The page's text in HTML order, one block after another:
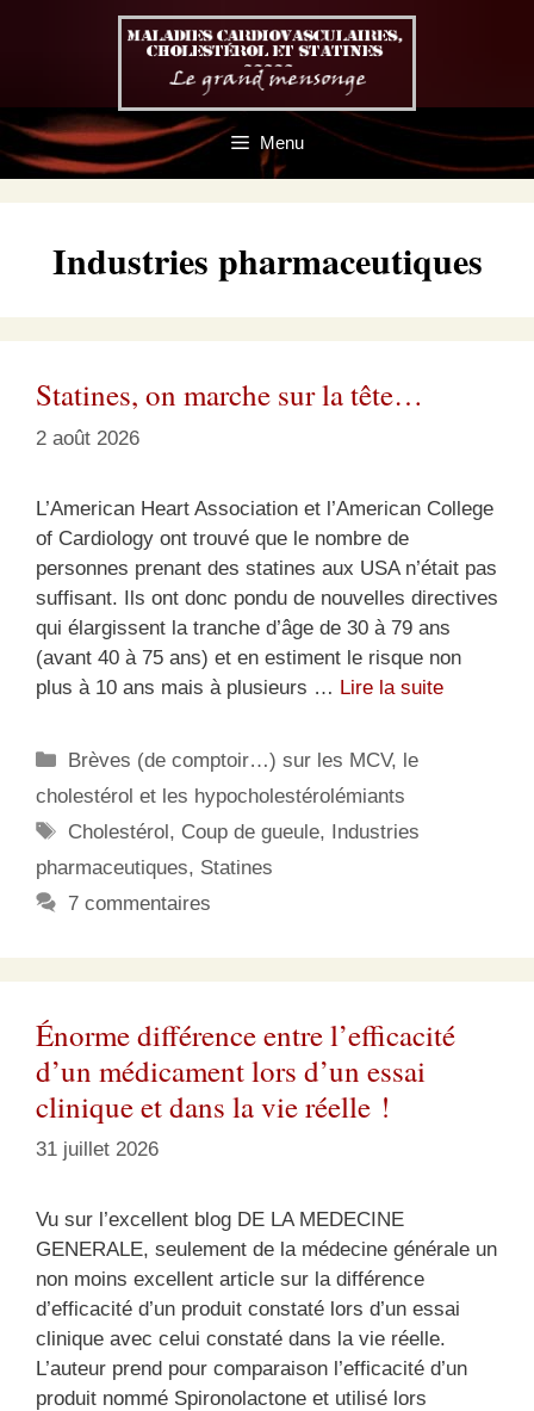
Menu
Industries pharmaceutiques
Statines, on marche sur la tête…
2 août 2026
L’American Heart Association et l’American College
of Cardiology ont trouvé que le nombre de
personnes prenant des statines aux USA n’était pas
suffisant. Ils ont donc pondu de nouvelles directives
qui élargissent la tranche d’âge de 30 à 79 ans
(avant 40 à 75 ans) et en estiment le risque non
plus à 10 ans mais à plusieurs … Lire la suite
Catégories
Brèves (de comptoir…) sur les MCV, le
cholestérol et les hypocholestérolémiants
Étiquettes
Cholestérol, Coup de gueule, Industries
pharmaceutiques, Statines
7 commentaires
Énorme différence entre l’efficacité
d’un médicament lors d’un essai
clinique et dans la vie réelle !
31 juillet 2026
Vu sur l’excellent blog DE LA MEDECINE
GENERALE, seulement de la médecine générale un
non moins excellent article sur la différence
d’efficacité d’un produit constaté lors d’un essai
clinique avec celui constaté dans la vie réelle.
L’auteur prend pour comparaison l’efficacité d’un
produit nommé Spironolactone et utilisé lors